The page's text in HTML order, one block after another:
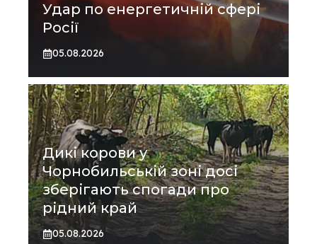
Удар по енергетичній сфері
Росії
05.08.2026
Дикі корови у
Чорнобильській зоні досі
зберігають спогади про
рідний край
05.08.2026